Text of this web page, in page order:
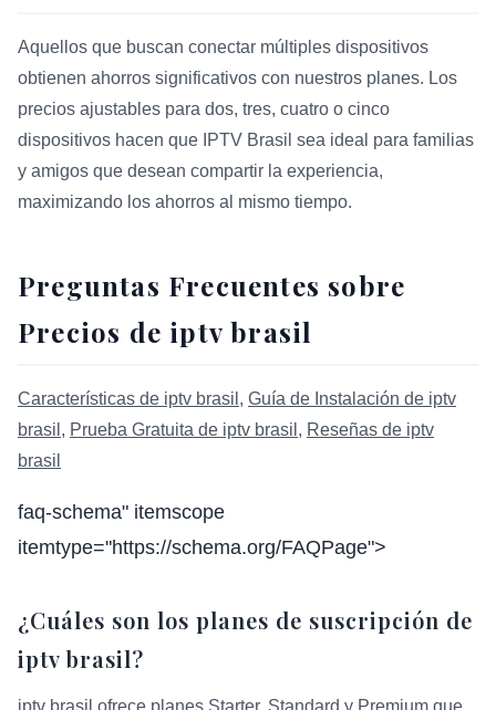
Aquellos que buscan conectar múltiples dispositivos
obtienen ahorros significativos con nuestros planes. Los
precios ajustables para dos, tres, cuatro o cinco
dispositivos hacen que IPTV Brasil sea ideal para familias
y amigos que desean compartir la experiencia,
maximizando los ahorros al mismo tiempo.
Preguntas Frecuentes sobre
Precios de iptv brasil
Características de iptv brasil , Guía de Instalación de iptv
brasil , Prueba Gratuita de iptv brasil , Reseñas de iptv
brasil
faq-schema" itemscope
itemtype="https://schema.org/FAQPage">
¿Cuáles son los planes de suscripción de
iptv brasil?
iptv brasil ofrece planes Starter, Standard y Premium que